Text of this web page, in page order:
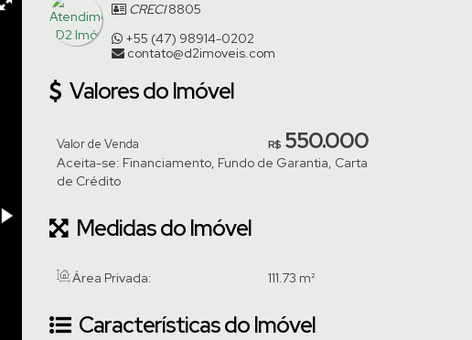
CRECI8805
+55 (47) 98914-0202
contato@d2imoveis.com
Valores do Imóvel
R$ 550.000
Valor de Venda
Aceita-se: Financiamento, Fundo de Garantia, Carta
de Crédito
Medidas do Imóvel
Área Privada: 111.73 m²
Características do Imóvel